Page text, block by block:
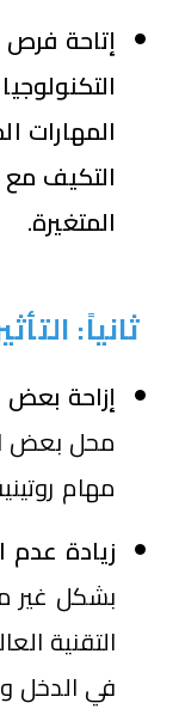
إتاحة فرص
المهارات
التكيف
المتغيرة.
ثانياً:
إزاحة
محل بعض
مهام
زيادة عدم
بشكل غير
التقنية
في الدخل